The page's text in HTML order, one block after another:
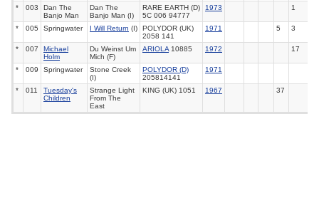
* 003
Dan The
Banjo Man
Dan The
Banjo Man (I)
RARE EARTH (D)
5C 006 94777
1973 1
* 005 Springwater I Will Return (I)
POLYDOR (UK)
2058 141
1971 5 3
* 007
Michael
Holm
Du Weinst Um
Mich (F)
ARIOLA10885 1972 17
* 009 Springwater
Stone Creek
(I)
POLYDOR (D)
205814141
1971
* 011
Tuesday's
Children
Strange Light
From The
East
KING (UK) 1051 1967 37